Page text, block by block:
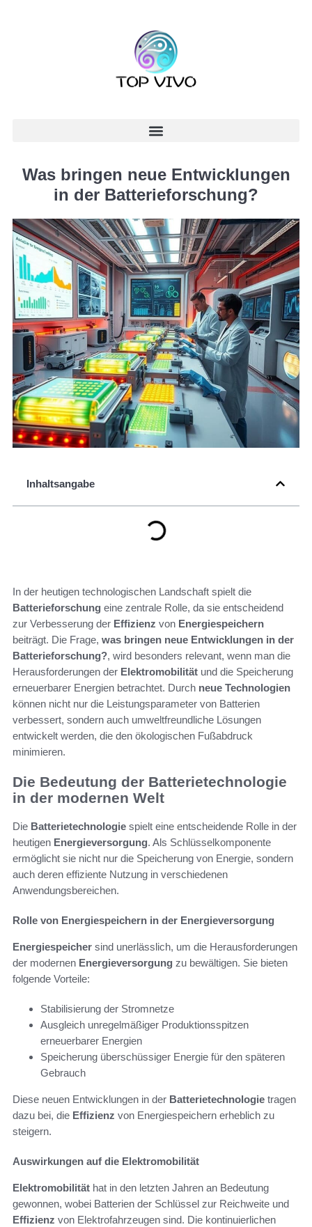
Was bringen neue Entwicklungen
in der Batterieforschung?
Inhaltsangabe
In der heutigen technologischen Landschaft spielt die
Batterieforschung eine zentrale Rolle, da sie entscheidend
zur Verbesserung der Effizienz von Energiespeichern
beiträgt. Die Frage, was bringen neue Entwicklungen in der
Batterieforschung?, wird besonders relevant, wenn man die
Herausforderungen der Elektromobilität und die Speicherung
erneuerbarer Energien betrachtet. Durch neue Technologien
können nicht nur die Leistungsparameter von Batterien
verbessert, sondern auch umweltfreundliche Lösungen
entwickelt werden, die den ökologischen Fußabdruck
minimieren.
Die Bedeutung der Batterietechnologie
in der modernen Welt
Die Batterietechnologie spielt eine entscheidende Rolle in der
heutigen Energieversorgung. Als Schlüsselkomponente
ermöglicht sie nicht nur die Speicherung von Energie, sondern
auch deren effiziente Nutzung in verschiedenen
Anwendungsbereichen.
Rolle von Energiespeichern in der Energieversorgung
Energiespeicher sind unerlässlich, um die Herausforderungen
der modernen Energieversorgung zu bewältigen. Sie bieten
folgende Vorteile:
Stabilisierung der Stromnetze
Ausgleich unregelmäßiger Produktionsspitzen
erneuerbarer Energien
Speicherung überschüssiger Energie für den späteren
Gebrauch
Diese neuen Entwicklungen in der Batterietechnologie tragen
dazu bei, die Effizienz von Energiespeichern erheblich zu
steigern.
Auswirkungen auf die Elektromobilität
Elektromobilität hat in den letzten Jahren an Bedeutung
gewonnen, wobei Batterien der Schlüssel zur Reichweite und
Effizienz von Elektrofahrzeugen sind. Die kontinuierlichen